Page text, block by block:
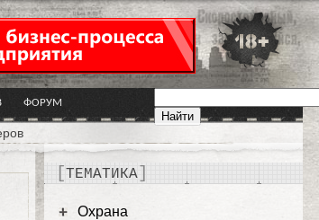
ФОРУМ
ТЕМАТИКА
Охрана